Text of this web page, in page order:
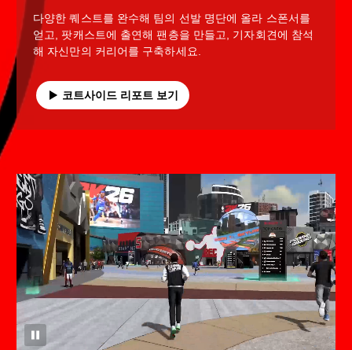
다양한 퀘스트를 완수해 팀의 선발 명단에 올라 스폰서를
얻고, 팟캐스트에 출연해 팬층을 만들고, 기자회견에 참석
해 자신만의 커리어를 구축하세요.
코트사이드 리포트 보기